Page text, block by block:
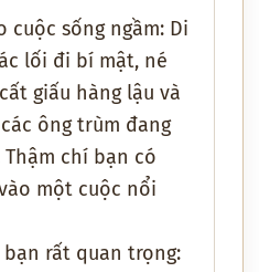
cuộc sống ngầm: Di
lối đi bí mật, né
giấu hàng lậu và
ông trùm đang
chí bạn có
một cuộc nổi
rất quan trọng: